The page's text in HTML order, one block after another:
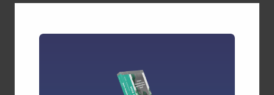
✔ a engenharia de manutenção praticamente dobrou
organizações — contra menos de 5% há uma década